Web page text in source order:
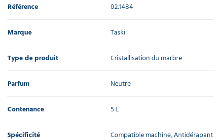
Référence 02.1484
Marque Taski
Type de produit Cristallisation du marbre
Parfum Neutre
Contenance 5 L
Spécificité Compatible machine, Antidérapant